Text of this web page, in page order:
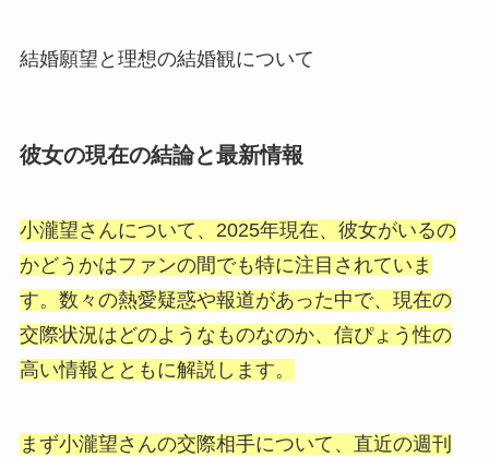
結婚願望と理想の結婚観について
彼女の現在の結論と最新情報
小瀧望さんについて、2025年現在、彼女がいるの
かどうかはファンの間でも特に注目されていま
す。数々の熱愛疑惑や報道があった中で、現在の
交際状況はどのようなものなのか、信ぴょう性の
高い情報とともに解説します。
まず小瀧望さんの交際相手について、直近の週刊